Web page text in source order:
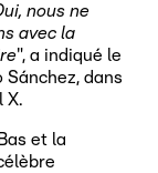
nous ne
avec la
", a indiqué le
dans
X.
et la